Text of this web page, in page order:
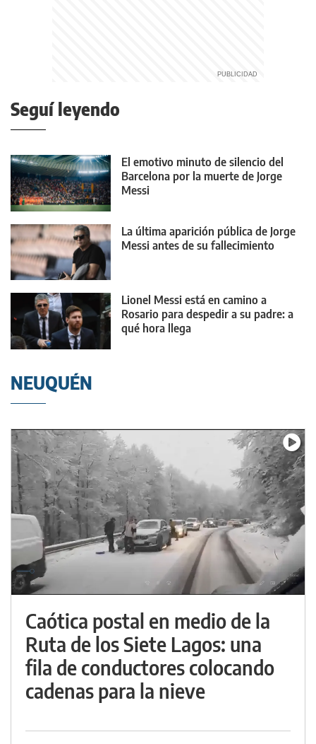
Seguí leyendo
El emotivo minuto de silencio del
Barcelona por la muerte de Jorge
Messi
La última aparición pública de Jorge
Messi antes de su fallecimiento
Lionel Messi está en camino a
Rosario para despedir a su padre: a
qué hora llega
NEUQUÉN
Caótica postal en medio de la
Ruta de los Siete Lagos: una
fila de conductores colocando
cadenas para la nieve